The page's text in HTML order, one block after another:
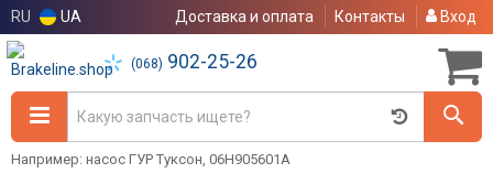
RU UA Доставка и оплата Контакты Вход
(068) 902-25-26
Например: насос ГУР Туксон, 06H905601A